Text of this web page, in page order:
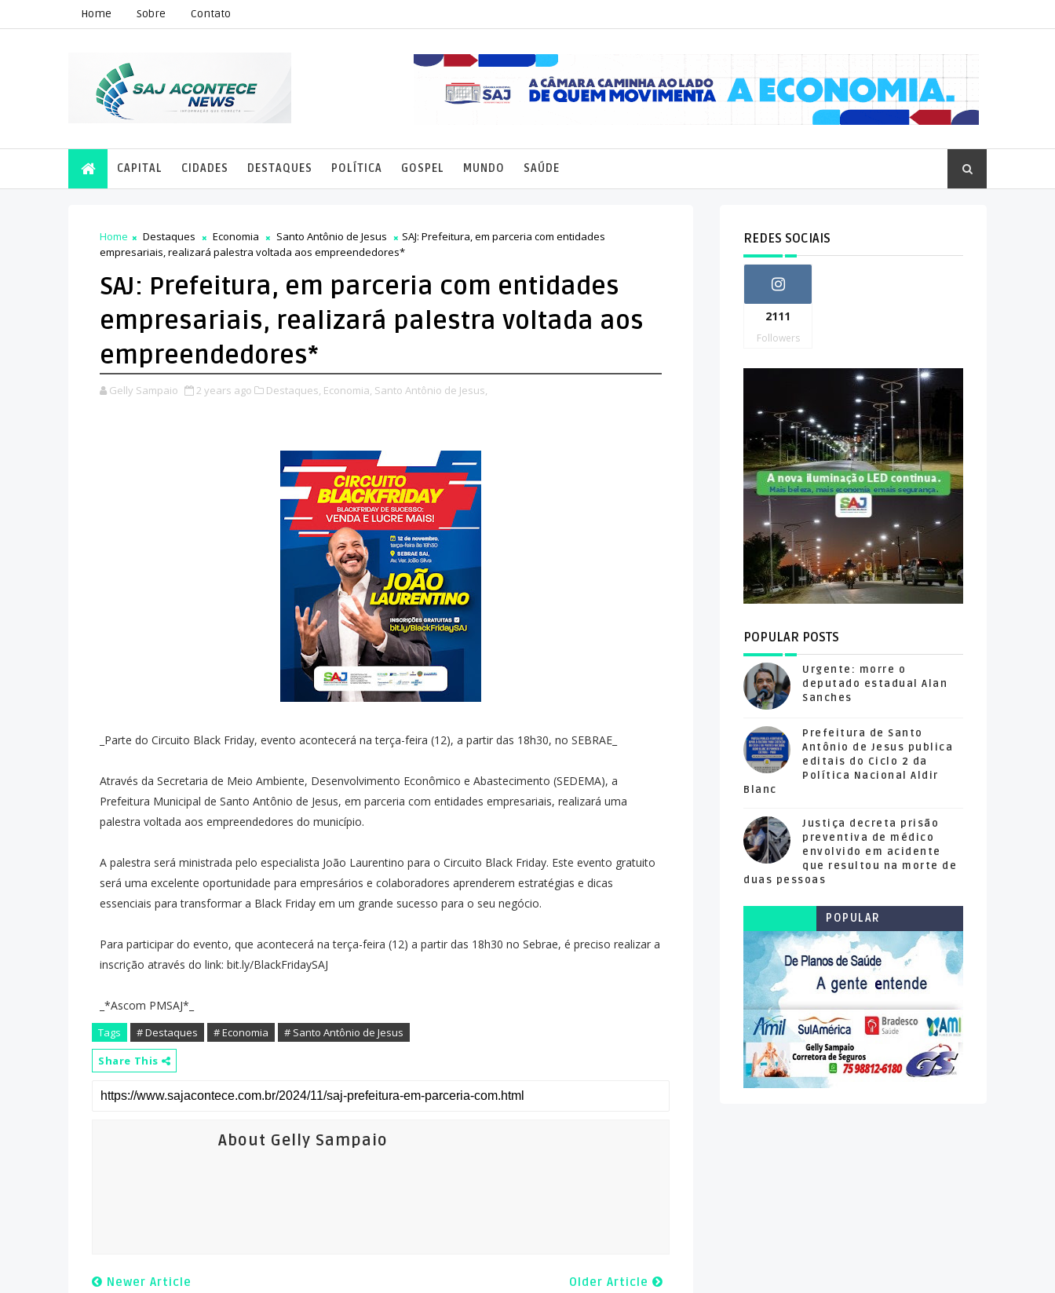
Home Sobre Contato
CAPITAL CIDADES DESTAQUES POLÍTICA GOSPEL MUNDO SAÚDE
Home Destaques Economia Santo Antônio de Jesus
SAJ: Prefeitura, em parceria com entidades
empresariais, realizará palestra voltada aos empreendedores*
SAJ: Prefeitura, em parceria com entidades
empresariais, realizará palestra voltada aos
empreendedores*
Gelly Sampaio 2 years ago Destaques, Economia, Santo Antônio de Jesus,
_Parte do Circuito Black Friday, evento acontecerá na terça-feira (12), a partir das 18h30, no SEBRAE_
Através da Secretaria de Meio Ambiente, Desenvolvimento Econômico e Abastecimento (SEDEMA), a
Prefeitura Municipal de Santo Antônio de Jesus, em parceria com entidades empresariais, realizará uma
palestra voltada aos empreendedores do município.
A palestra será ministrada pelo especialista João Laurentino para o Circuito Black Friday. Este evento gratuito
será uma excelente oportunidade para empresários e colaboradores aprenderem estratégias e dicas
essenciais para transformar a Black Friday em um grande sucesso para o seu negócio.
Para participar do evento, que acontecerá na terça-feira (12) a partir das 18h30 no Sebrae, é preciso realizar a
inscrição através do link: bit.ly/BlackFridaySAJ
_*Ascom PMSAJ*_
Tags # Destaques # Economia
# Santo Antônio de Jesus
Share This
About Gelly Sampaio
Newer Article Older Article
REDES SOCIAIS
2111
Followers
POPULAR POSTS
Urgente: morre o
deputado estadual Alan
Sanches
Prefeitura de Santo
Antônio de Jesus publica
editais do Ciclo 2 da
Política Nacional Aldir
Blanc
Justiça decreta prisão
preventiva de médico
envolvido em acidente
que resultou na morte de
duas pessoas
POPULAR